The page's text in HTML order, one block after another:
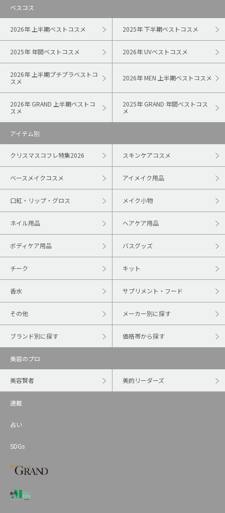
ベスコス
2026年 上半期ベストコスメ 2025年 下半期ベストコスメ
2025年 年間ベストコスメ 2026年 UVベストコスメ
2026年 上半期プチプラベストコ
スメ
2026年 MEN 上半期ベストコスメ
2026年 GRAND 上半期ベストコ
スメ
2025年 GRAND 年間ベストコス
メ
アイテム別
クリスマスコフレ特集2026 スキンケアコスメ
ベースメイクコスメ アイメイク用品
口紅・リップ・グロス メイク小物
ネイル用品 ヘアケア用品
ボディケア用品 バスグッズ
チーク キット
香水 サプリメント・フード
その他 メーカー別に探す
ブランド別に探す 価格帯から探す
美容のプロ
美容賢者 美的リーダーズ
連載
占い
SDGs